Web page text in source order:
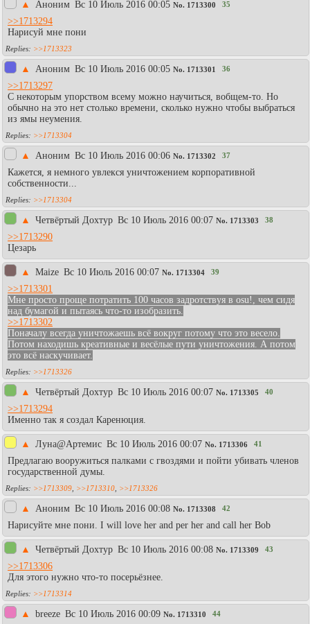
▲ Аноним Вc 10 Июль 2016 00:05 No. 1713300 35
>>1713294
Нарисуй мне пони
>>1713323
▲ Aнoним Вc 10 Июль 2016 00:05 No. 1713301 36
>>1713297
С некоторым упорством всему можно научиться, вобщем-то. Но
обычно на это нет столько времени, сколько нужно чтобы выбраться
из ямы неумения.
>>1713304
▲ Аноним Вc 10 Июль 2016 00:06 No. 1713302 37
Кажется, я немного увлекся уничтожением корпоративной
собственности...
>>1713304
▲ Четвёртый Дохтур Вc 10 Июль 2016 00:07 No. 1713303 38
>>1713290
Цезарь
▲ Maize Вc 10 Июль 2016 00:07 No. 1713304 39
>>1713301
Мне просто проще потратить 100 часов задротствуя в osu!, чем сидя
над бумагой и пытаясь что-то изобразить.
>>1713302
Поначалу всегда уничтожаешь всё вокруг потому что это весело.
Потом находишь креативные и весёлые пути уничтожения. А потом
это всё наскучивает.
>>1713326
▲ Четвёртый Дохтур Вc 10 Июль 2016 00:07 No. 1713305 40
>>1713294
Именно так я создал Каренюция.
▲ Луна@Артемис Вc 10 Июль 2016 00:07 No. 1713306 41
Предлагаю вооружиться палками с гвоздями и пойти убивать членов
государственной думы.
>>1713309 >>1713310 >>1713326
▲ Аноним Вc 10 Июль 2016 00:08 No. 1713308 42
Нарисуйте мне пони. I will love her and per her and call her Bob
▲ Четвёртый Дохтур Вc 10 Июль 2016 00:08 No. 1713309 43
>>1713306
Для этого нужно что-то посерьёзнее.
>>1713314
▲ breeze Вc 10 Июль 2016 00:09 No. 1713310 44